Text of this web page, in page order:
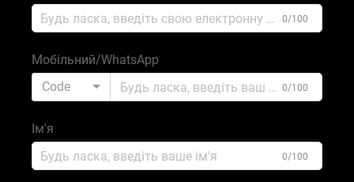
0/100
Мобільний/WhatsApp
Code
0/100
Ім'я
0/100